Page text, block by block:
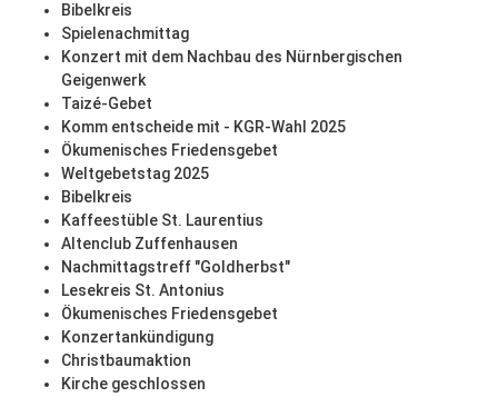
Bibelkreis
Spielenachmittag
Konzert mit dem Nachbau des Nürnbergischen
Geigenwerk
Taizé-Gebet
Komm entscheide mit - KGR-Wahl 2025
Ökumenisches Friedensgebet
Weltgebetstag 2025
Bibelkreis
Kaffeestüble St. Laurentius
Altenclub Zuffenhausen
Nachmittagstreff "Goldherbst"
Lesekreis St. Antonius
Ökumenisches Friedensgebet
Konzertankündigung
Christbaumaktion
Kirche geschlossen